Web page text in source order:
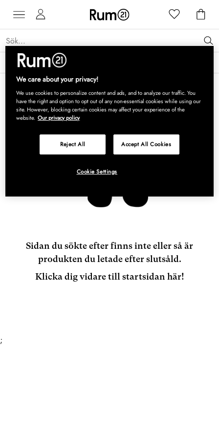
Få 15 % rabatt på Grythyttan Stålmöbler* →
Sidan du sökte efter finns inte eller så är
produkten du letade efter slutsåld.
Klicka dig vidare till startsidan här!
;
We care about your privacy!
We use cookies to personalize content and ads, and to analyze our traffic. You
have the right and option to opt out of any non-essential cookies while using our
site. However, blocking certain cookies may affect your experience of the
website. Our privacy policy
Reject All Accept All Cookies
Cookie Settings